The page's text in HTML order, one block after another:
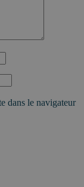
dans le navigateur